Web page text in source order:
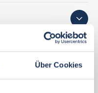
Über Cookies